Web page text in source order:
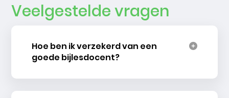
Veelgestelde vragen
Hoe ben ik verzekerd van een
goede bijlesdocent?